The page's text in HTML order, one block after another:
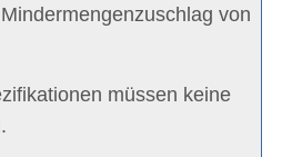
von
müssen keine